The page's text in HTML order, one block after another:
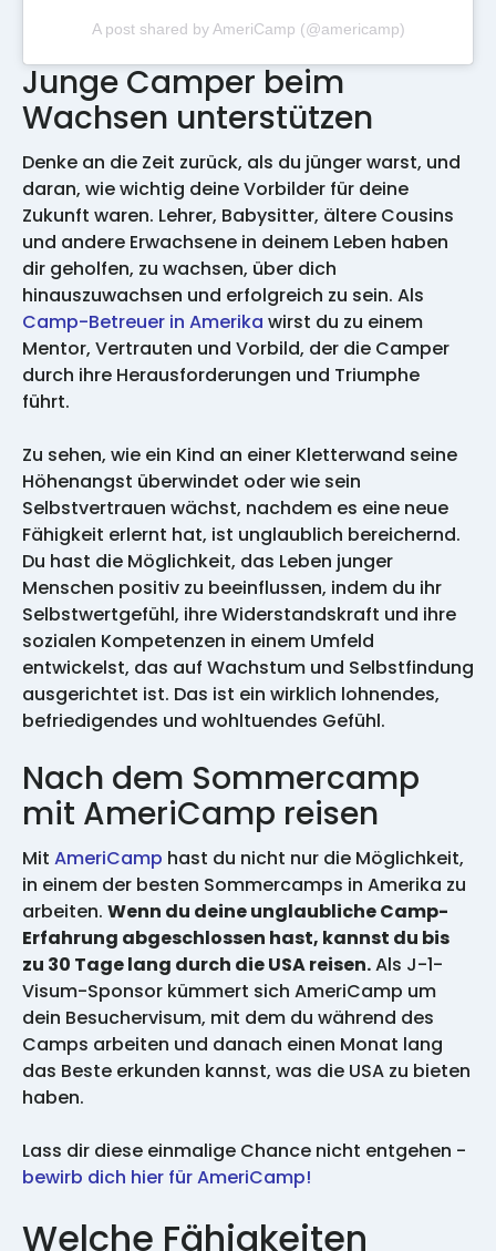
A post shared by AmeriCamp (@americamp)
Junge Camper beim
Wachsen unterstützen
Denke an die Zeit zurück, als du jünger warst, und
daran, wie wichtig deine Vorbilder für deine
Zukunft waren. Lehrer, Babysitter, ältere Cousins
und andere Erwachsene in deinem Leben haben
dir geholfen, zu wachsen, über dich
hinauszuwachsen und erfolgreich zu sein. Als
Camp-Betreuer in Amerika wirst du zu einem
Mentor, Vertrauten und Vorbild, der die Camper
durch ihre Herausforderungen und Triumphe
führt.
Zu sehen, wie ein Kind an einer Kletterwand seine
Höhenangst überwindet oder wie sein
Selbstvertrauen wächst, nachdem es eine neue
Fähigkeit erlernt hat, ist unglaublich bereichernd.
Du hast die Möglichkeit, das Leben junger
Menschen positiv zu beeinflussen, indem du ihr
Selbstwertgefühl, ihre Widerstandskraft und ihre
sozialen Kompetenzen in einem Umfeld
entwickelst, das auf Wachstum und Selbstfindung
ausgerichtet ist. Das ist ein wirklich lohnendes,
befriedigendes und wohltuendes Gefühl.
Nach dem Sommercamp
mit AmeriCamp reisen
Mit AmeriCamp hast du nicht nur die Möglichkeit,
in einem der besten Sommercamps in Amerika zu
arbeiten. Wenn du deine unglaubliche Camp-
Erfahrung abgeschlossen hast, kannst du bis
zu 30 Tage lang durch die USA reisen.Als J-1-
Visum-Sponsor kümmert sich AmeriCamp um
dein Besuchervisum, mit dem du während des
Camps arbeiten und danach einen Monat lang
das Beste erkunden kannst, was die USA zu bieten
haben.
Lass dir diese einmalige Chance nicht entgehen -
bewirb dich hier für AmeriCamp!
Welche Fähigkeiten